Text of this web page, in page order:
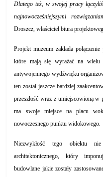
Dlatego też, w swojej pracy
najnowocześniejszymi
Droszcz, właściciel biura
Projekt muzeum zakłada
które mają się wyrażać na wielu
antywojennego wydźwięku
ten został jeszcze bardziej
przeszłość wraz z umiejscowioną w
ma swoje miejsce na placu
nowoczesnego punktu widokowego.
Niezwykłość tego obiektu
architektonicznego, który
budowlane jakie zostały